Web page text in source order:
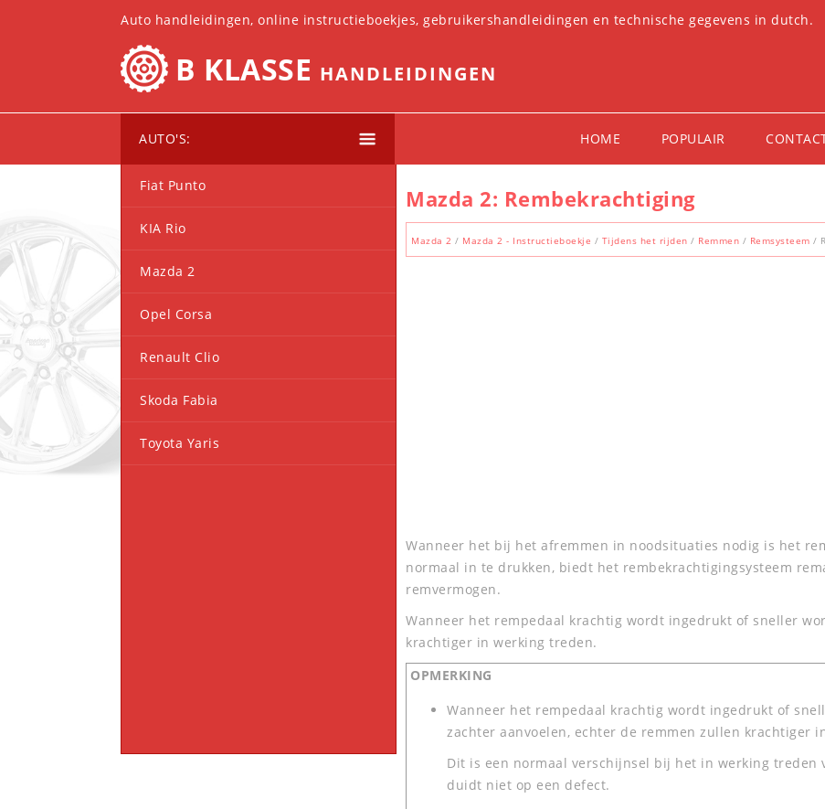
Auto handleidingen, online instructieboekjes, gebruikershandleidingen en technische gegevens in dutch.
B KLASSE HANDLEIDINGEN
AUTO'S: HOME POPULAIR
Mazda 2: Rembekrachtiging
Mazda 2 / Mazda 2 - Instructieboekje / Tijdens het rijden / Remmen / Remsysteem /
Wanneer het bij het afremmen in noodsituaties nodig is het
normaal in te drukken, biedt het rembekrachtigingsysteem
remvermogen.
Wanneer het rempedaal krachtig wordt ingedrukt of sneller
krachtiger in werking treden.
OPMERKING
Wanneer het rempedaal krachtig wordt ingedrukt of
zachter aanvoelen, echter de remmen zullen krachtiger
Dit is een normaal verschijnsel bij het in werking treden
duidt niet op een defect.
Fiat Punto
KIA Rio
Mazda 2
Opel Corsa
Renault Clio
Skoda Fabia
Toyota Yaris